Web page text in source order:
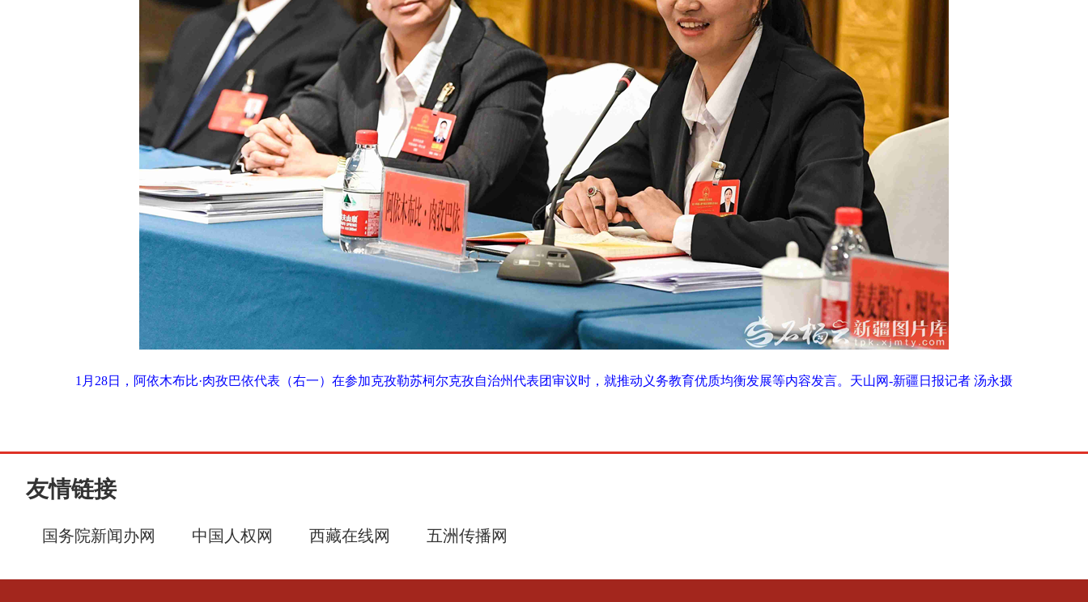
1月28日，阿依木布比·肉孜巴依代表（右一）在参加克孜勒苏柯尔克孜自治州代表团审议时，就推动义务教育优质均衡发展等内容发言。天山网-新疆日报记者 汤永摄
友情链接
国务院新闻办网 中国人权网 西藏在线网 五洲传播网